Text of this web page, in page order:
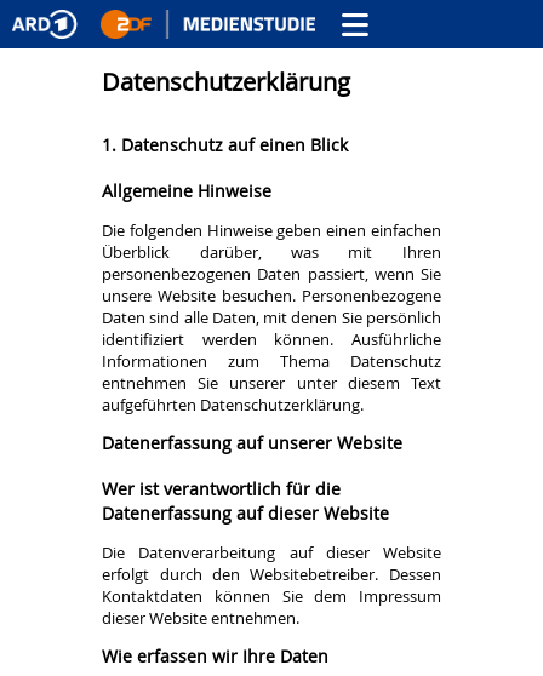
Datenschutzerklärung
1. Datenschutz auf einen Blick
Allgemeine Hinweise
Die folgenden Hinweise geben einen einfachen
Überblick darüber, was mit Ihren
personenbezogenen Daten passiert, wenn Sie
unsere Website besuchen. Personenbezogene
Daten sind alle Daten, mit denen Sie persönlich
identifiziert werden können. Ausführliche
Informationen zum Thema Datenschutz
entnehmen Sie unserer unter diesem Text
aufgeführten Datenschutzerklärung.
Datenerfassung auf unserer Website
Wer ist verantwortlich für die
Datenerfassung auf dieser Website
Die Datenverarbeitung auf dieser Website
erfolgt durch den Websitebetreiber. Dessen
Kontaktdaten können Sie dem Impressum
dieser Website entnehmen.
Wie erfassen wir Ihre Daten